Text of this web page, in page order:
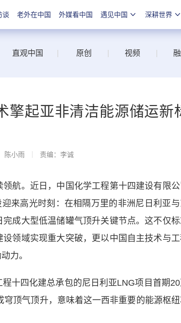
谈 老外在中国 外媒看中国 遇见中国 深耕世界
直观中国 原创 视频
擎起亚非清洁能源储运新
陈小雨 责编：李诚
。近日，中国化学工程第十四建设有限公
来高光时刻：在相隔万里的非洲尼日利亚
成大型低温储罐气顶升关键节点。这不仅
领域实现重大突破，更以中国自主技术与
力。
四化建总承包的尼日利亚LNG项目首期20
顶气顶升，意味着这一西非重要的能源枢纽